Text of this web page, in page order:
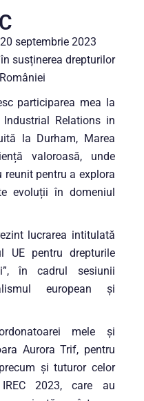
septembrie 2023
susținerea drepturilor
participarea mea la
Relations in
la Durham, Marea
valoroasă, unde
reunit pentru a explora
evoluții în domeniul
lucrarea intitulată
UE pentru drepturile
în cadrul sesiunii
european și
mele și
Aurora Trif, pentru
și tuturor celor
2023, care au